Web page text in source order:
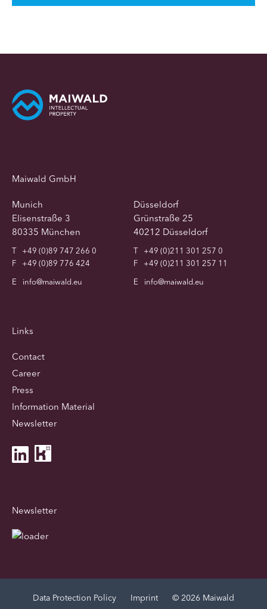
Maiwald GmbH
Munich
Elisenstraße 3
80335 München
T
+49 (0)89 747 266 0
F
+49 (0)89 776 424
E
info@maiwald.eu
Düsseldorf
Grünstraße 25
40212 Düsseldorf
T
+49 (0)211 301 257 0
F
+49 (0)211 301 257 11
E
info@maiwald.eu
Links
Contact
Career
Press
Information Material
Newsletter
Newsletter
Data Protection Policy Imprint © 2026 Maiwald